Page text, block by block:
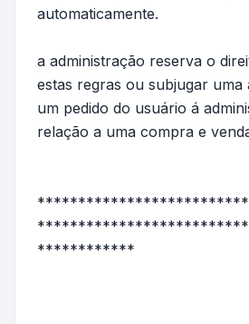
automaticamente.
a administração reserva o
estas regras ou subjugar uma
um pedido do usuário á
relação a uma compra e
************